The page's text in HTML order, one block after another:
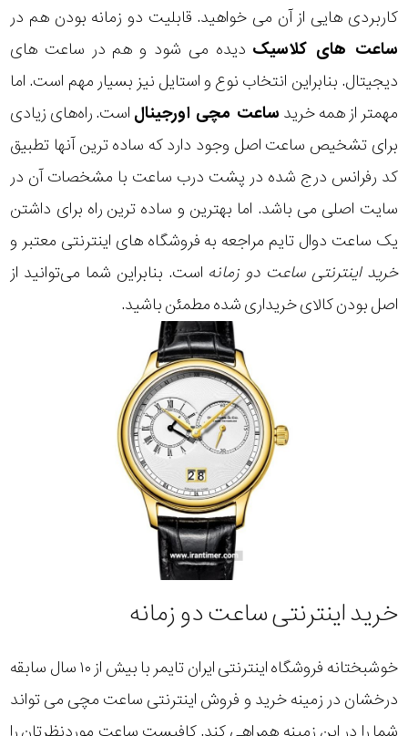
کاربردی هایی از آن می خواهید. قابلیت دو زمانه بودن هم در
ساعت های کلاسیک دیده می شود و هم در ساعت های
دیجیتال. بنابراین انتخاب نوع و استایل نیز بسیار مهم است. اما
مهمتر از همه خرید ساعت مچی اورجینال است. راه‌های زیادی
برای تشخیص ساعت اصل وجود دارد که ساده ترین آنها تطبیق
کد رفرانس درج شده در پشت درب ساعت با مشخصات آن در
سایت اصلی می باشد. اما بهترین و ساده ترین راه برای داشتن
یک ساعت دوال تایم مراجعه به فروشگاه های اینترنتی معتبر و
خرید اینترنتی ساعت دو زمانه است. بنابراین شما می‌توانید از
اصل بودن کالای خریداری شده مطمئن باشید.
خرید اینترنتی ساعت دو زمانه
خوشبختانه فروشگاه اینترنتی ایران تایمر با بیش از ۱۰ سال سابقه
درخشان در زمینه خرید و فروش اینترنتی ساعت مچی می تواند